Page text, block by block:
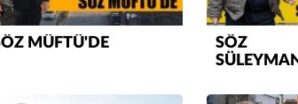
MÜFTÜ'DE
SÖZ
Kadir inanc
Ekmek yediğiniz
tablosu yaparsınız
Muhammed